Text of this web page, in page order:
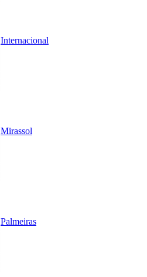
Internacional
Mirassol
Palmeiras